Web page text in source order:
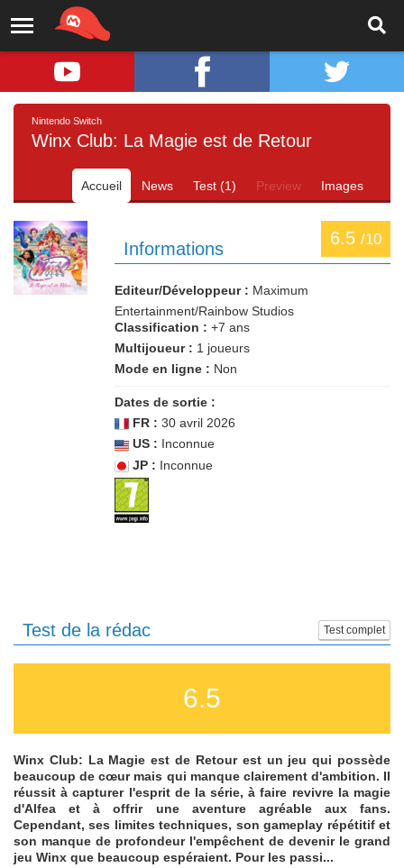
Nintendo Switch
Winx Club: La Magie est de Retour
Accueil News Test (1) Preview Images
6.5 /10
Informations
Editeur/Développeur : Maximum
Entertainment/Rainbow Studios
Classification : +7 ans
Multijoueur : 1 joueurs
Mode en ligne : Non
Dates de sortie :
FR : 30 avril 2026
US : Inconnue
JP : Inconnue
Test complet
Test de la rédac
6.5
Winx Club: La Magie est de Retour est un jeu qui possède
beaucoup de cœur mais qui manque clairement d'ambition. Il
réussit à capturer l'esprit de la série, à faire revivre la magie
d'Alfea et à offrir une aventure agréable aux fans.
Cependant, ses limites techniques, son gameplay répétitif et
son manque de profondeur l'empêchent de devenir le grand
jeu Winx que beaucoup espéraient. Pour les passi...